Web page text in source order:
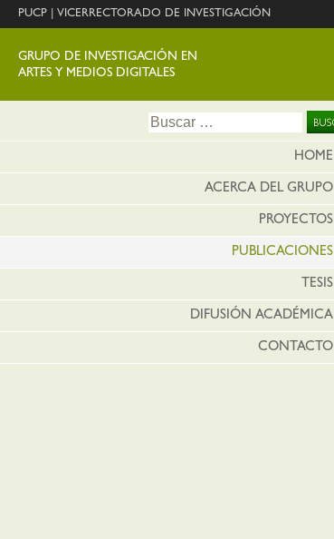
PUCP VICERRECTORADO DE INVESTIGACIÓN
GRUPO DE INVESTIGACIÓN EN
ARTES Y MEDIOS DIGITALES
Buscar:
HOME
ACERCA DEL GRUPO
PROYECTOS
PUBLICACIONES
TESIS
DIFUSIÓN ACADÉMICA
CONTACTO